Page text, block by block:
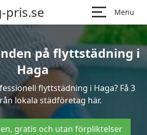
pris.se Menu
på flyttstädning i
Haga
flyttstädning i Haga? Få 3
lokala städföretag här.
gratis och utan förpliktelser